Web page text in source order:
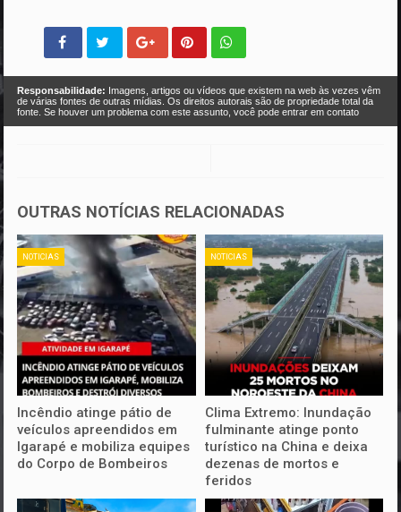
Responsabilidade: Imagens, artigos ou vídeos que existem na web às vezes vêm
de várias fontes de outras mídias. Os direitos autorais são de propriedade total da
fonte. Se houver um problema com este assunto, você pode entrar em contato
OUTRAS NOTÍCIAS RELACIONADAS
NOTICIAS
Incêndio atinge pátio de
veículos apreendidos em
Igarapé e mobiliza equipes
do Corpo de Bombeiros
NOTICIAS
Clima Extremo: Inundação
fulminante atinge ponto
turístico na China e deixa
dezenas de mortos e
feridos